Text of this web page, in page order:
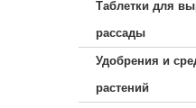
Таблетки для
рассады
Удобрения и
растений